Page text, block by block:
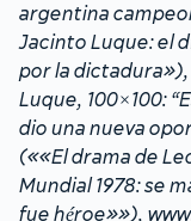
argentina
Jacinto Luque: el
por la
Luque, 100×100:
dio una nueva
(««El drama de
Mundial 1978: se
fue héroe»»),